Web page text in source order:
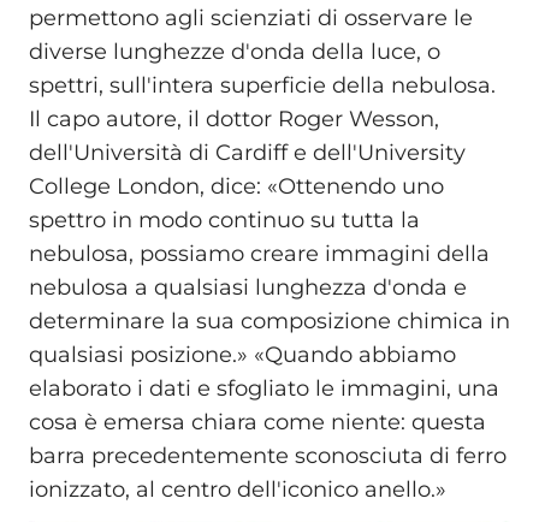
permettono agli scienziati di osservare le
diverse lunghezze d'onda della luce, o
spettri, sull'intera superficie della nebulosa.
Il capo autore, il dottor Roger Wesson,
dell'Università di Cardiff e dell'University
College London, dice: «Ottenendo uno
spettro in modo continuo su tutta la
nebulosa, possiamo creare immagini della
nebulosa a qualsiasi lunghezza d'onda e
determinare la sua composizione chimica in
qualsiasi posizione.» «Quando abbiamo
elaborato i dati e sfogliato le immagini, una
cosa è emersa chiara come niente: questa
barra precedentemente sconosciuta di ferro
ionizzato, al centro dell'iconico anello.»